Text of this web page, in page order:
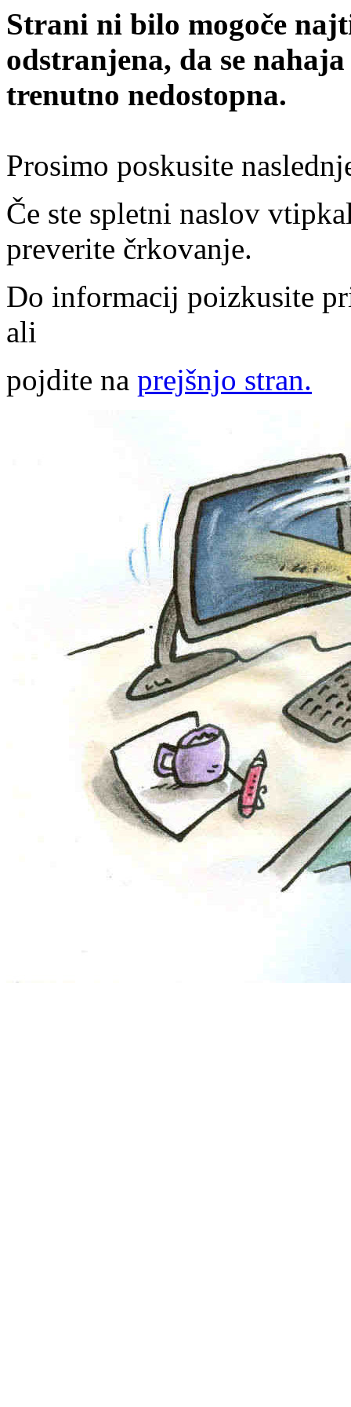
Strani ni bilo mogoče
odstranjena, da se
trenutno nedostopna.
Prosimo poskusite
Če ste spletni naslov
preverite črkovanje.
Do informacij poizkusite
ali
pojdite na prejšnjo stran.